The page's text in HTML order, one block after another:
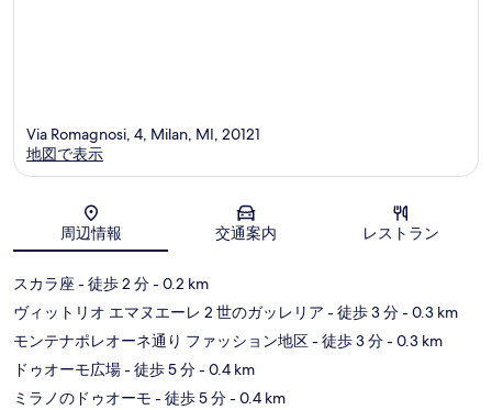
地図
Via Romagnosi, 4, Milan, MI, 20121
地図で表示
周辺情報 交通案内 レストラン
スカラ座 - 徒歩 2 分- 0.2 km
ヴィットリオ エマヌエーレ 2 世のガッレリア - 徒歩 3 分- 0.3 km
モンテナポレオーネ通り ファッション地区- 徒歩 3 分- 0.3 km
ドゥオーモ広場- 徒歩 5 分- 0.4 km
ミラノのドゥオーモ - 徒歩 5 分- 0.4 km